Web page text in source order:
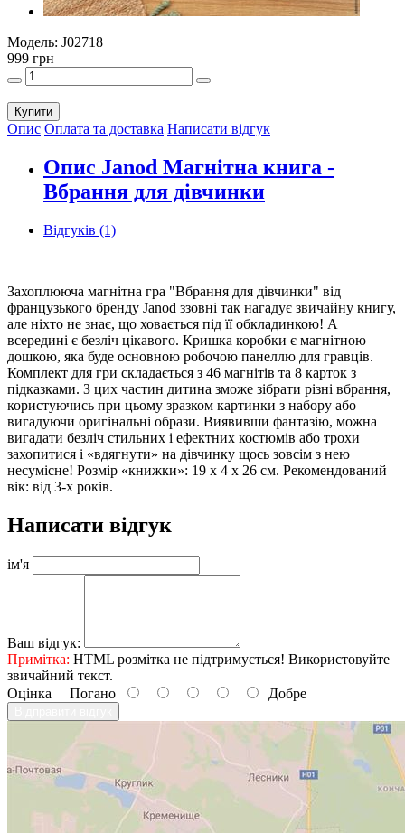
Модель: J02718
999 грн
Купити
Опис Оплата та доставка Написати відгук
Опис Janod Магнітна книга -
Вбрання для дівчинки
Відгуків (1)
Захоплююча магнітна гра "Вбрання для дівчинки" від
французького бренду Janod ззовні так нагадує звичайну книгу,
але ніхто не знає, що ховається під її обкладинкою! А
всередині є безліч цікавого. Кришка коробки є магнітною
дошкою, яка буде основною робочою панеллю для гравців.
Комплект для гри складається з 46 магнітів та 8 карток з
підказками. З цих частин дитина зможе зібрати різні вбрання,
користуючись при цьому зразком картинки з набору або
вигадуючи оригінальні образи. Виявивши фантазію, можна
вигадати безліч стильних і ефектних костюмів або трохи
захопитися і «вдягнути» на дівчинку щось зовсім з нею
несумісне! Розмір «книжки»: 19 x 4 x 26 см. Рекомендований
вік: від 3-х років.
Написати відгук
ім'я
Ваш відгук:
Примітка: HTML розмітка не підтримується! Використовуйте
звичайний текст.
Оцінка Погано Добре